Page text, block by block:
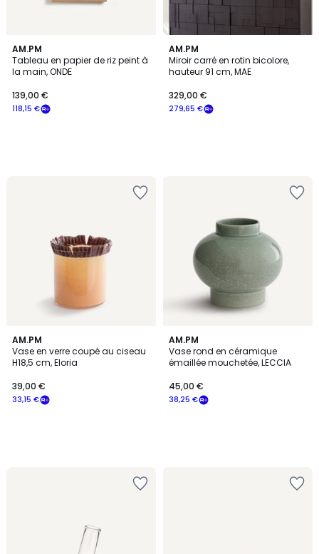
AM.PM
Tableau en papier de riz peint à
la main, ONDE
118,15 €
139,00 €
AM.PM
Miroir carré en rotin bicolore,
hauteur 91 cm, MAE
279,65 €
329,00 €
AM.PM
Vase en verre coupé au ciseau
H18,5 cm, Eloria
33,15 €
39,00 €
AM.PM
Vase rond en céramique
émaillée mouchetée, LECCIA
38,25 €
45,00 €